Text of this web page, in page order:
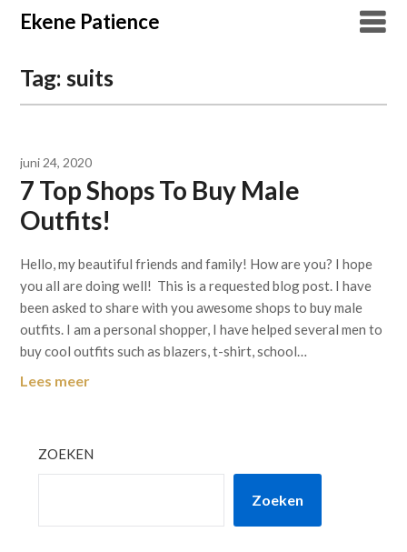
Overslaan
naar
Ekene Patience
Tag:suits
juni 24, 2020
7 Top Shops To Buy Male
Outfits!
Hello, my beautiful friends and family! How are you? I hope
you all are doing well! This is a requested blog post. I have
been asked to share with you awesome shops to buy male
outfits. I am a personal shopper, I have helped several men to
buy cool outfits such as blazers, t-shirt, school…
Lees meer
ZOEKEN
Zoeken